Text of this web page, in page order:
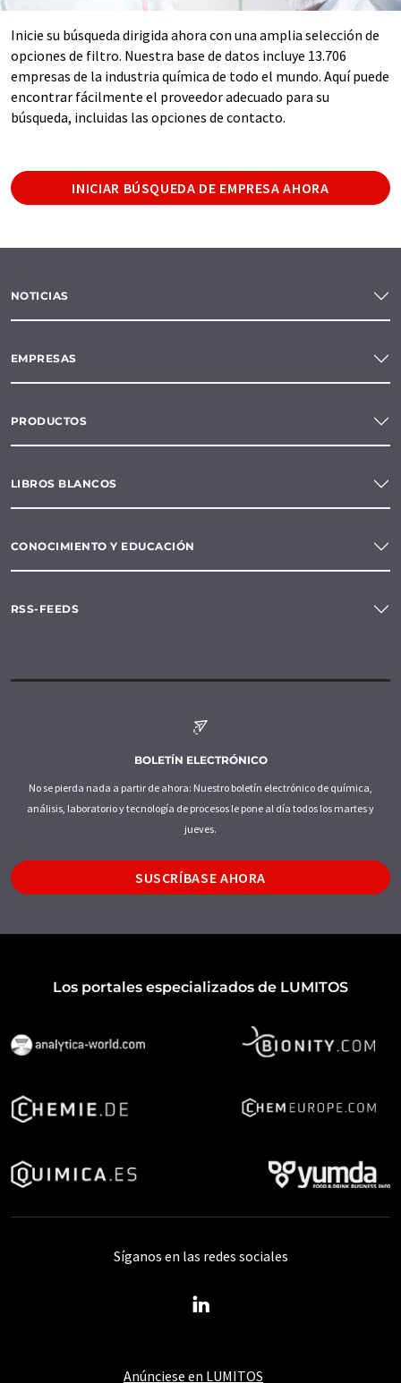
Inicie su búsqueda dirigida ahora con una amplia selección de
opciones de filtro. Nuestra base de datos incluye 13.706
empresas de la industria química de todo el mundo. Aquí puede
encontrar fácilmente el proveedor adecuado para su
búsqueda, incluidas las opciones de contacto.
INICIAR BÚSQUEDA DE EMPRESA AHORA
NOTICIAS
EMPRESAS
PRODUCTOS
LIBROS BLANCOS
CONOCIMIENTO Y EDUCACIÓN
RSS-FEEDS
BOLETÍN ELECTRÓNICO
No se pierda nada a partir de ahora: Nuestro boletín electrónico de química,
análisis, laboratorio y tecnología de procesos le pone al día todos los martes y
jueves.
SUSCRÍBASE AHORA
Los portales especializados de LUMITOS
Anúnciese en LUMITOS
Síganos en las redes sociales